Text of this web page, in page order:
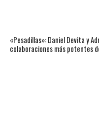
«Pesadillas»: Daniel Devita y
colaboraciones más potentes